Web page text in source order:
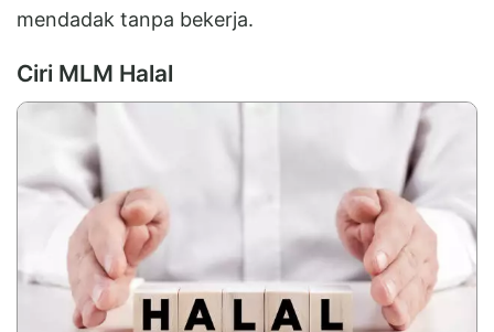
mendadak tanpa bekerja.
Ciri MLM Halal